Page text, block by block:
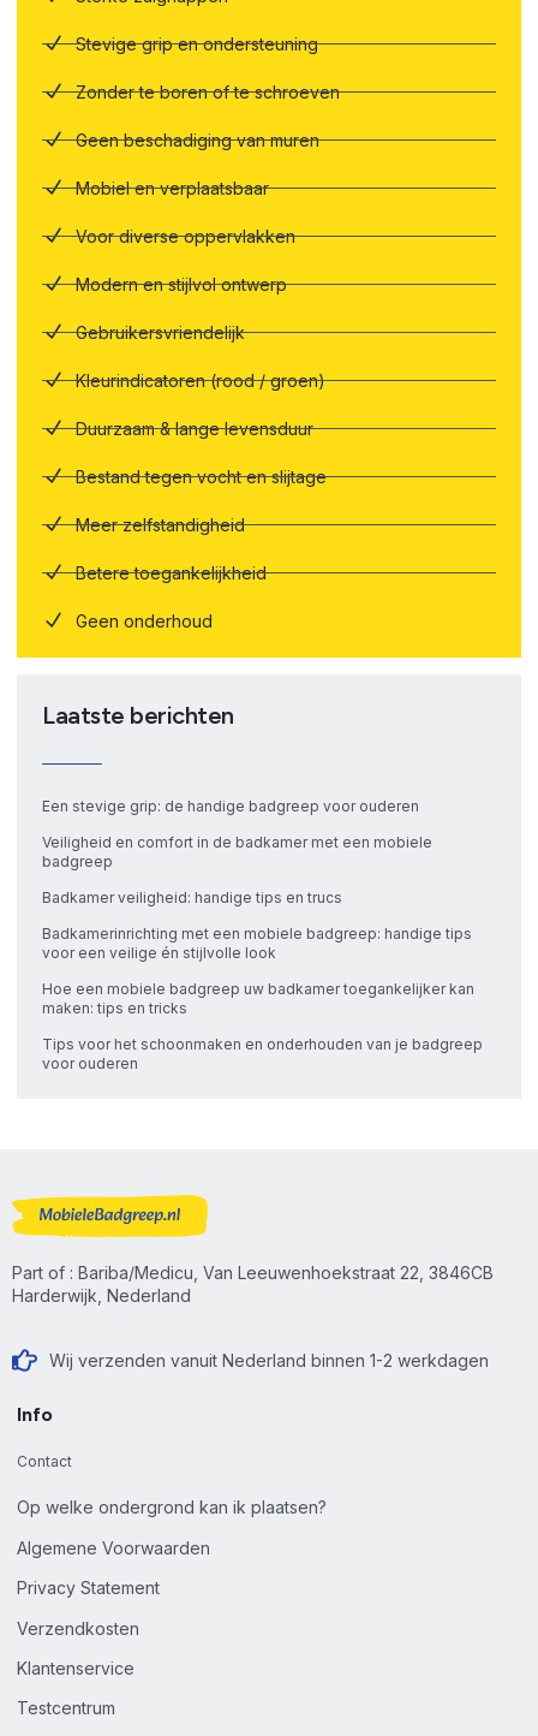
Stevige grip en ondersteuning
Zonder te boren of te schroeven
Geen beschadiging van muren
Mobiel en verplaatsbaar
Voor diverse oppervlakken
Modern en stijlvol ontwerp
Gebruikersvriendelijk
Kleurindicatoren (rood / groen)
Duurzaam & lange levensduur
Bestand tegen vocht en slijtage
Meer zelfstandigheid
Betere toegankelijkheid
Geen onderhoud
Laatste berichten
Een stevige grip: de handige badgreep voor ouderen
Veiligheid en comfort in de badkamer met een mobiele
badgreep
Badkamer veiligheid: handige tips en trucs
Badkamerinrichting met een mobiele badgreep: handige tips
voor een veilige én stijlvolle look
Hoe een mobiele badgreep uw badkamer toegankelijker kan
maken: tips en tricks
Tips voor het schoonmaken en onderhouden van je badgreep
voor ouderen
Part of : Bariba/Medicu, Van Leeuwenhoekstraat 22, 3846CB
Harderwijk, Nederland
Wij verzenden vanuit Nederland binnen 1-2 werkdagen
Info
Contact
Op welke ondergrond kan ik plaatsen?
Algemene Voorwaarden
Privacy Statement
Verzendkosten
Klantenservice
Testcentrum